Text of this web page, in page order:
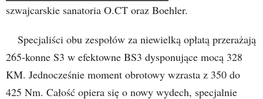
szwajcarskie sanatoria O.CT oraz Boehler.
Specjaliści obu zespołów za niewielką opłatą przerażają
265-konne S3 w efektowne BS3 dysponujące mocą 328
KM. Jednocześnie moment obrotowy wzrasta z 350 do
425 Nm. Całość opiera się o nowy wydech, specjalnie